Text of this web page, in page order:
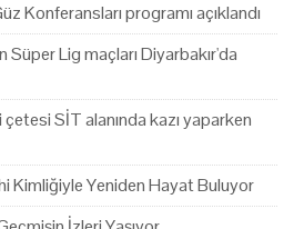
Konferansları programı açıklandı
Lig maçları Diyarbakır'da
SİT alanında kazı yaparken
Kimliğiyle Yeniden Hayat Buluyor